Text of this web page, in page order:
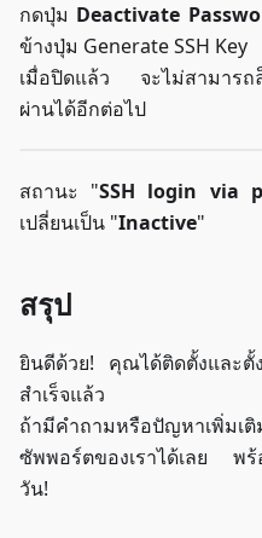
กดปุ่ม Deactivate
ข้างปุ่ม Generate SSH Key
เมื่อปิดแล้ว จะไม่สามารถ
ผ่านได้อีกต่อไป
สถานะ "SSH login via
เปลี่ยนเป็น "Inactive"
สรุป
ยินดีด้วย! คุณได้ติดตั้งและตั้
สำเร็จแล้ว
ถ้ามีคำถามหรือปัญหาเพิ่
ซัพพอร์ตของเราได้เลย พร้
วัน!